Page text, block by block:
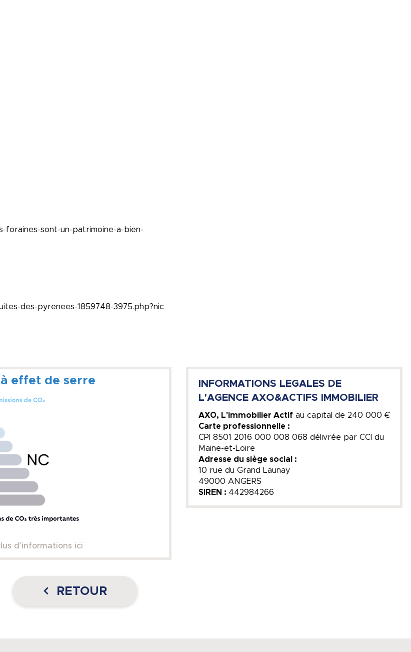
foraines-sont-un-patrimoine-a-bien-
des-pyrenees-1859748-3975.php?nic
à effet de serre
d'informations ici
INFORMATIONS LEGALES DE
L'AGENCE AXO&ACTIFS IMMOBILIER
​AXO, L'immobilier Actif​au capital de 240 000 €
Carte professionnelle :
CPI 8501 2016 000 008 068​ délivrée par CCI du
Maine-et-Loire​
Adresse du siège social :
​10 rue du Grand Launay​
49000 ​ANGERS​
SIREN : 442984266
RETOUR